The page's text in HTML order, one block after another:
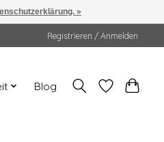
Registrieren / Anmelden
Blog
»